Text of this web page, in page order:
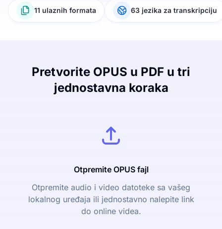
11 ulaznih formata 63 jezika za transkripciju
Pretvorite OPUS u PDF u tri
jednostavna koraka
Otpremite OPUS fajl
Otpremite audio i video datoteke sa vašeg
lokalnog uređaja ili jednostavno nalepite link
do online videa.